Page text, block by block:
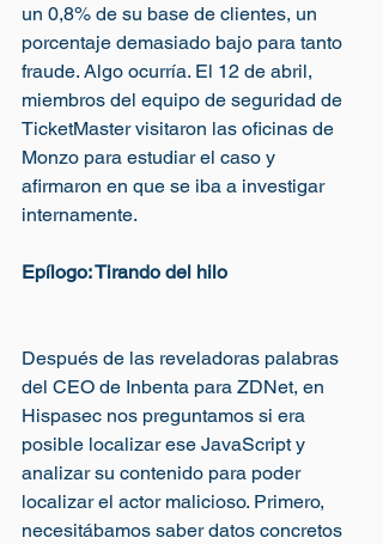
un 0,8% de su base de clientes, un
porcentaje demasiado bajo para tanto
fraude. Algo ocurría. El 12 de abril,
miembros del equipo de seguridad de
TicketMaster visitaron las oficinas de
Monzo para estudiar el caso y
afirmaron en que se iba a investigar
internamente.
Epílogo: Tirando del hilo
Después de las reveladoras palabras
del CEO de Inbenta para ZDNet, en
Hispasec nos preguntamos si era
posible localizar ese JavaScript y
analizar su contenido para poder
localizar el actor malicioso. Primero,
necesitábamos saber datos concretos